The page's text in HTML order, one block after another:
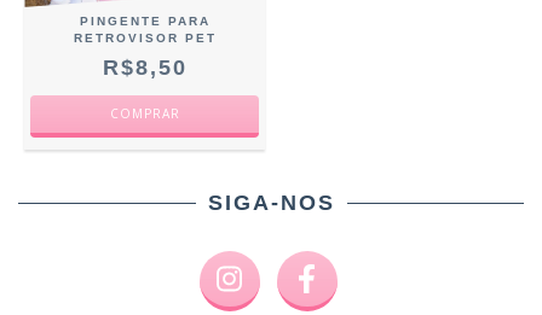
PINGENTE PARA
RETROVISOR PET
R$8,50
COMPRAR
SIGA-NOS